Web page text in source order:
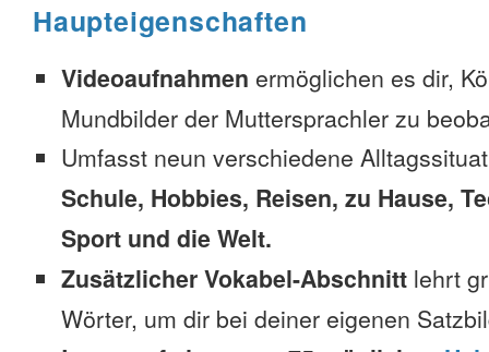
Haupteigenschaften
Videoaufnahmen ermöglichen es dir,
Mundbilder der Muttersprachler zu
Umfasst neun verschiedene
Schule, Hobbies, Reisen, zu Hause,
Sport und die Welt.
Zusätzlicher Vokabel-Abschnitt lehrt
Wörter, um dir bei deiner eigenen